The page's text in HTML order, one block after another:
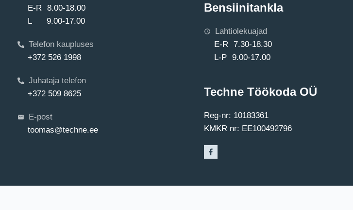
E-R 8.00-18.00
L 9.00-17.00
Telefon kaupluses
+372 526 1998
Juhataja telefon
+372 509 8625
E-post
toomas@techne.ee
Bensiinitankla
Lahtiolekuajad
E-R 7.30-18.30
L-P 9.00-17.00
Techne Töökoda OÜ
Reg-nr: 10183361
KMKR nr: EE100492796